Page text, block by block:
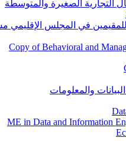
التجارية الصغيرة والمتوسطة
في المجلس الإقليمي
Copy of Behavioral and
والمعلومات
ME in Data and Information